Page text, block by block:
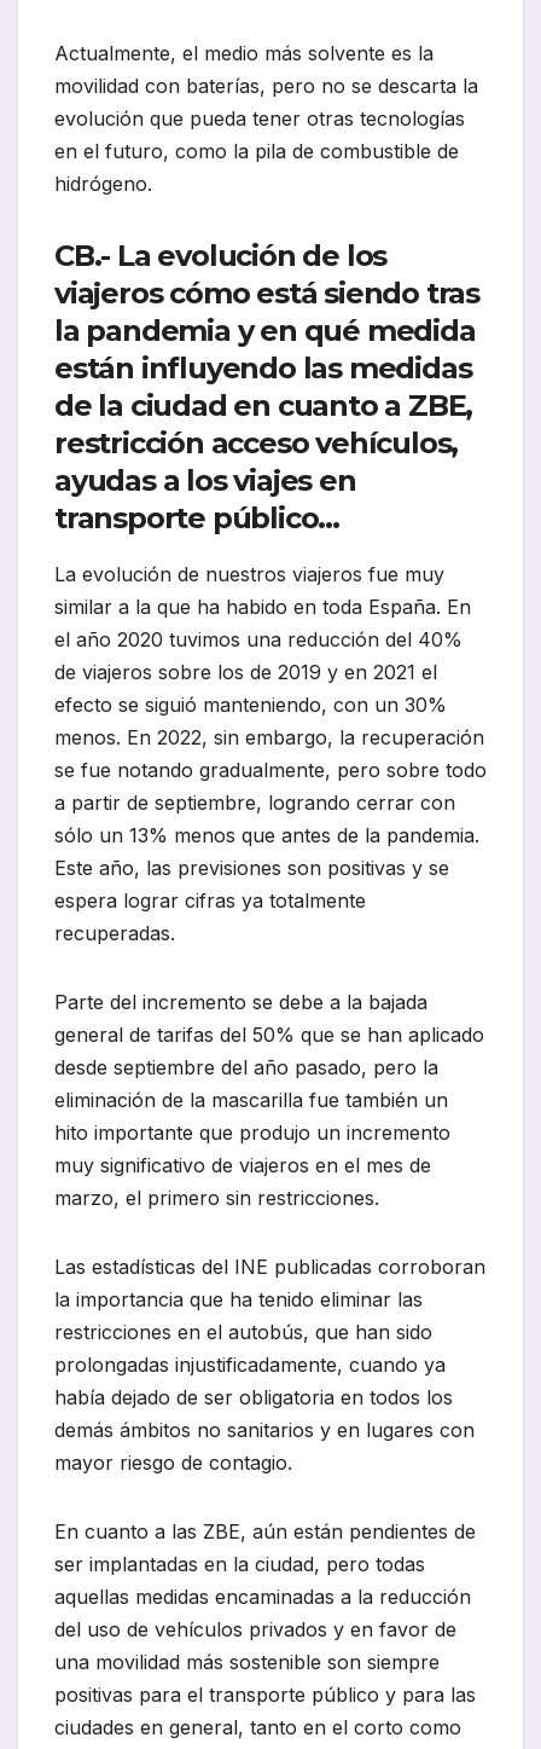
Actualmente, el medio más solvente es la
movilidad con baterías, pero no se descarta la
evolución que pueda tener otras tecnologías
en el futuro, como la pila de combustible de
hidrógeno.
CB.- La evolución de los
viajeros cómo está siendo tras
la pandemia y en qué medida
están influyendo las medidas
de la ciudad en cuanto a ZBE,
restricción acceso vehículos,
ayudas a los viajes en
transporte público…
La evolución de nuestros viajeros fue muy
similar a la que ha habido en toda España. En
el año 2020 tuvimos una reducción del 40%
de viajeros sobre los de 2019 y en 2021 el
efecto se siguió manteniendo, con un 30%
menos. En 2022, sin embargo, la recuperación
se fue notando gradualmente, pero sobre todo
a partir de septiembre, logrando cerrar con
sólo un 13% menos que antes de la pandemia.
Este año, las previsiones son positivas y se
espera lograr cifras ya totalmente
recuperadas.
Parte del incremento se debe a la bajada
general de tarifas del 50% que se han aplicado
desde septiembre del año pasado, pero la
eliminación de la mascarilla fue también un
hito importante que produjo un incremento
muy significativo de viajeros en el mes de
marzo, el primero sin restricciones.
Las estadísticas del INE publicadas corroboran
la importancia que ha tenido eliminar las
restricciones en el autobús, que han sido
prolongadas injustificadamente, cuando ya
había dejado de ser obligatoria en todos los
demás ámbitos no sanitarios y en lugares con
mayor riesgo de contagio.
En cuanto a las ZBE, aún están pendientes de
ser implantadas en la ciudad, pero todas
aquellas medidas encaminadas a la reducción
del uso de vehículos privados y en favor de
una movilidad más sostenible son siempre
positivas para el transporte público y para las
ciudades en general, tanto en el corto como